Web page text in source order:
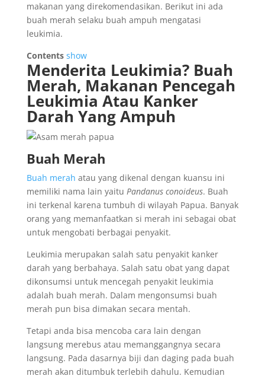
makanan yang direkomendasikan. Berikut ini ada
buah merah selaku buah ampuh mengatasi
leukimia.
Contents show
Menderita Leukimia? Buah
Merah, Makanan Pencegah
Leukimia Atau Kanker
Darah Yang Ampuh
Buah Merah
Buah merah atau yang dikenal dengan kuansu ini
memiliki nama lain yaitu Pandanus conoideus. Buah
ini terkenal karena tumbuh di wilayah Papua. Banyak
orang yang memanfaatkan si merah ini sebagai obat
untuk mengobati berbagai penyakit.
Leukimia merupakan salah satu penyakit kanker
darah yang berbahaya. Salah satu obat yang dapat
dikonsumsi untuk mencegah penyakit leukimia
adalah buah merah. Dalam mengonsumsi buah
merah pun bisa dimakan secara mentah.
Tetapi anda bisa mencoba cara lain dengan
langsung merebus atau memanggangnya secara
langsung. Pada dasarnya biji dan daging pada buah
merah akan ditumbuk terlebih dahulu. Kemudian